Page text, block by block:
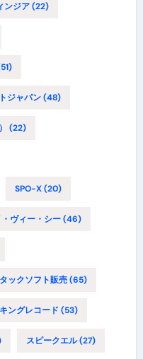
ンジア(22)
ジャパン(48)
(22)
SPO-X(20)
ヴィー・シー(46)
ックソフト販売(65)
キングレコード (53)
スピークエル(27)